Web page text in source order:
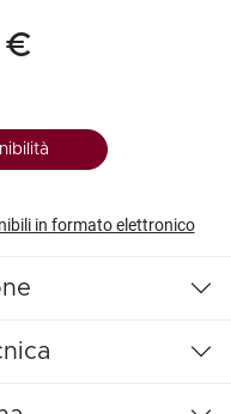
€
in formato elettronico